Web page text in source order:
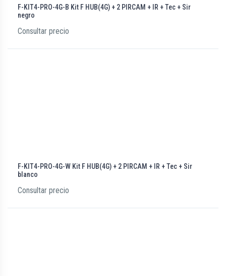
F-KIT4-PRO-4G-B Kit F HUB(4G) + 2 PIRCAM + IR + Tec + Sir
negro
Consultar precio
F-KIT4-PRO-4G-W Kit F HUB(4G) + 2 PIRCAM + IR + Tec + Sir
blanco
Consultar precio